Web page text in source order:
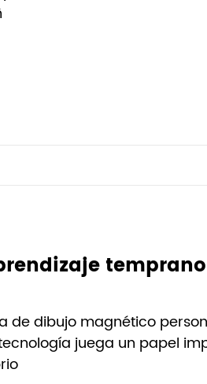
de dibujo magnético
juega un papel